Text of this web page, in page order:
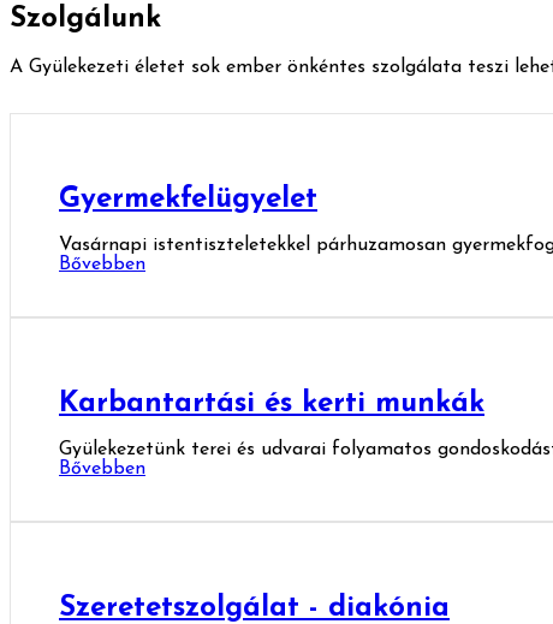
Szolgálunk
A Gyülekezeti életet sok ember önkéntes szolgálata teszi
Gyermekfelügyelet
Vasárnapi istentiszteletekkel párhuzamosan
Bővebben
Karbantartási és kerti munkák
Gyülekezetünk terei és udvarai folyamatos
Bővebben
Szeretetszolgálat - diakónia